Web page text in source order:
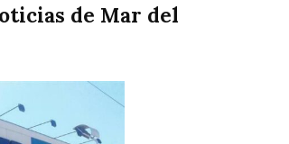
de Mar del